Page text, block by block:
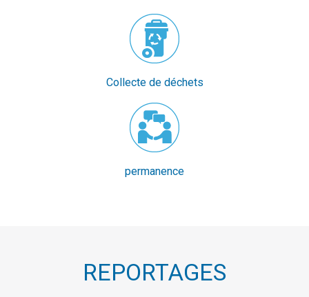
Collecte de déchets
permanence
REPORTAGES